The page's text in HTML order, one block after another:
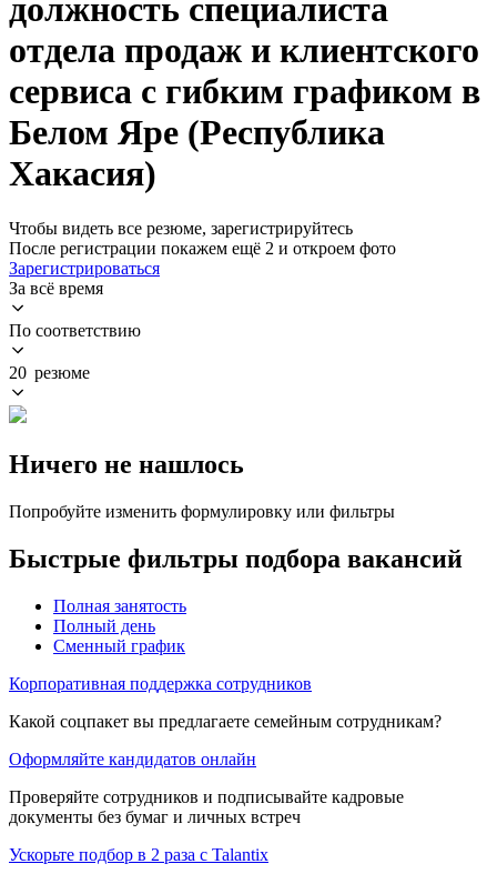
должность специалиста
отдела продаж и клиентского
сервиса с гибким графиком в
Белом Яре (Республика
Хакасия)
Чтобы видеть все резюме, зарегистрируйтесь
После регистрации покажем ещё 2 и откроем фото
Зарегистрироваться
За всё время
По соответствию
20 резюме
Ничего не нашлось
Попробуйте изменить формулировку или фильтры
Быстрые фильтры подбора вакансий
Полная занятость
Полный день
Сменный график
Корпоративная поддержка сотрудников
Какой соцпакет вы предлагаете семейным сотрудникам?
Оформляйте кандидатов онлайн
Проверяйте сотрудников и подписывайте кадровые
документы без бумаг и личных встреч
Ускорьте подбор в 2 раза с Talantix